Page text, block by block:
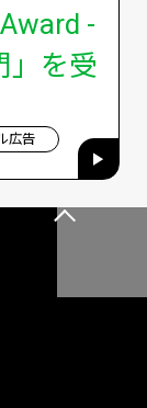
-
」を受
広告
こ